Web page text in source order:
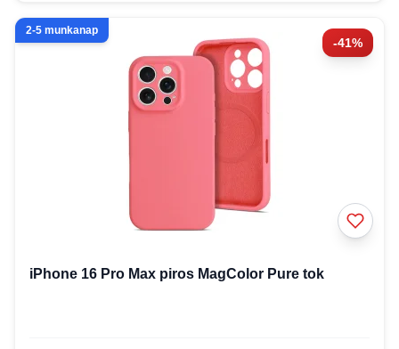
-41%
2-5 munkanap
iPhone 16 Pro Max piros MagColor Pure tok